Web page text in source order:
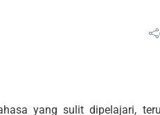
yang sulit dipelajari,